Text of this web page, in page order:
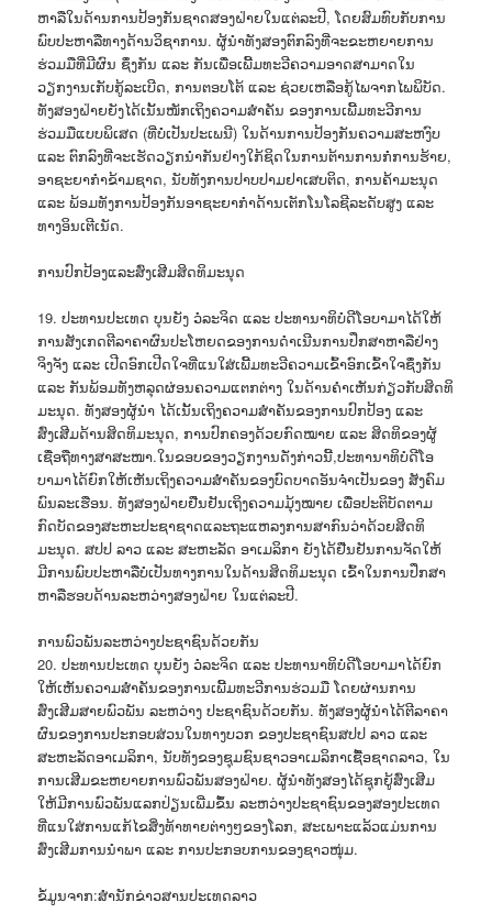
ຫາລືໃນດ້ານການປ້ອງກັນຊາດສອງຝ່າຍໃນແຕ່ລະປີ, ໂດຍສົມທົບກັບການ
ພົບປະຫາລືທາງດ້ານວິຊາການ. ຜູ້ນຳທັງສອງຕົກລົງທີ່ຈະຂະຫຍາຍການ
ຮ່ວມມືທີ່ມີຜົນ ຊຶ່ງກັນ ແລະ ກັນເພື່ອເພີ້ມທະວີຄວາມອາດສາມາດໃນ
ວຽກງານເກັບກູ້ລະເບີດ, ການຕອບໂຕ້ ແລະ ຊ່ວຍເຫລືອກູ້ໄພຈາກໄພພິບັດ.
ທັງສອງຝ່າຍຍັງໄດ້ເນັ້ນໜັກເຖິງຄວາມສຳຄັນ ຂອງການເພີ້ມທະວີການ
ຮ່ວມມືແບບພິເສດ (ທີ່ບໍ່ເປັນປະເພນີ) ໃນດ້ານການປ້ອງກັນຄວາມສະຫງົບ
ແລະ ຕົກລົງທີ່ຈະເຮັດວຽກນຳກັນຢ່າງໃກ້ຊິດໃນການຕ້ານການກໍ່ການຮ້າຍ,
ອາຊະຍາກຳຂ້າມຊາດ, ນັບທັງການປາບປາມຢາເສບຕິດ, ການຄ້າມະນຸດ
ແລະ ພ້ອມທັງການປ້ອງກັນອາຊະຍາກຳດ້ານເຕັກໂນໂລຊີລະດັບສູງ ແລະ
ທາງອິນເຕີເນັດ.
ການປົກປ້ອງແລະສົ່ງເສີມສິດທິມະນຸດ
19. ປະທານປະເທດ ບຸນຍັງ ວໍລະຈິດ ແລະ ປະທານາທິບໍດີໂອບາມາໄດ້ໃຫ້
ການສັງເກດຕີລາຄາຜົນປະໂຫຍດຂອງການດຳເນີນການປຶກສາຫາລືຢ່າງ
ຈິງຈັງ ແລະ ເປີດອົກເປີດໃຈທີ່ແນໃສ່ເພີ້ມທະວີຄວາມເຂົ້າອົກເຂົ້າໃຈຊຶ່ງກັນ
ແລະ ກັນພ້ອມທັງຫລຸດຜ່ອນຄວາມແຕກຕ່າງ ໃນດ້ານຄຳເຫັນກ່ຽວກັບສິດທິ
ມະນຸດ. ທັງສອງຜູ້ນຳ ໄດ້ເນັ້ນເຖິງຄວາມສຳຄັນຂອງການປົກປ້ອງ ແລະ
ສົ່ງເສີມດ້ານສິດທິມະນຸດ, ການປົກຄອງດ້ວຍກົດໝາຍ ແລະ ສິດທິຂອງຜູ້
ເຊື່ອຖືທາງສາສະໜາ.ໃນຂອບຂອງວຽກງານດັ່ງກ່າວນີ້,ປະທານາທິບໍດີໂອ
ບາມາໄດ້ຍົກໃຫ້ເຫັນເຖິງຄວາມສຳຄັນຂອງບົດບາດອັນຈຳເປັນຂອງ ສັງຄົມ
ພົນລະເຮືອນ. ທັງສອງຝ່າຍຢືນຢັນເຖິງຄວາມມຸ້ງໝາຍ ເພື່ອປະຕິບັດຕາມ
ກົດບັດຂອງສະຫະປະຊາຊາດແລະຖະແຫລງການສາກົນວ່າດ້ວຍສິດທິ
ມະນຸດ. ສປປ ລາວ ແລະ ສະຫະລັດ ອາເມລິກາ ຍັງໄດ້ຢືນຢັນການຈັດໃຫ້
ມີການພົບປະຫາລືບໍ່ເປັນທາງການໃນດ້ານສິດທິມະນຸດ ເຂົ້າໃນການປຶກສາ
ຫາລືຮອບດ້ານລະຫວ່າງສອງຝ່າຍ ໃນແຕ່ລະປີ.
ການພົວພັນລະຫວ່າງປະຊາຊົນດ້ວຍກັນ
20. ປະທານປະເທດ ບຸນຍັງ ວໍລະຈິດ ແລະ ປະທານາທິບໍດີໂອບາມາໄດ້ຍົກ
ໃຫ້ເຫັນຄວາມສຳຄັນຂອງການເພີ້ມທະວີການຮ່ວມມື ໂດຍຜ່ານການ
ສົ່ງເສີມສາຍພົວພັນ ລະຫວ່າງ ປະຊາຊົນດ້ວຍກັນ. ທັງສອງຜູ້ນຳໄດ້ຕີລາຄາ
ຜົນຂອງການປະກອບສ່ວນໃນທາງບວກ ຂອງປະຊາຊົນສປປ ລາວ ແລະ
ສະຫະລັດອາເມລິກາ, ນັບທັງຂອງຊຸມຊົນຊາວອາເມລິກາເຊື້ອຊາດລາວ, ໃນ
ການເສີມຂະຫຍາຍການພົວພັນສອງຝ່າຍ. ຜູ້ນຳທັງສອງໄດ້ຊຸກຍູ້ສົ່ງເສີມ
ໃຫ້ມີການພົວພັນແລກປ່ຽນເພີ່ມຂຶ້ນ ລະຫວ່າງປະຊາຊົນຂອງສອງປະເທດ
ທີ່ແນໃສ່ການແກ້ໄຂສິ່ງທ້າທາຍຕ່າງໆຂອງໂລກ, ສະເພາະແລ້ວແມ່ນການ
ສົ່ງເສີມການນຳພາ ແລະ ການປະກອບການຂອງຊາວໜຸ່ມ.
ຂໍ້ມູນຈາກ:ສໍານັກຂ່າວສານປະເທດລາວ